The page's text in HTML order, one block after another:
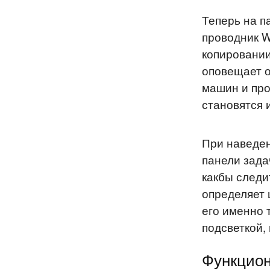
Теперь на
проводник
оповещает
машин и
становятся
При
панели
какбы
определяет
его именно